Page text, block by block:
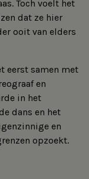
Toch voelt het
dat ze hier
ooit van elders
eerst samen met
en
in het
dans en het
en
opzoekt.